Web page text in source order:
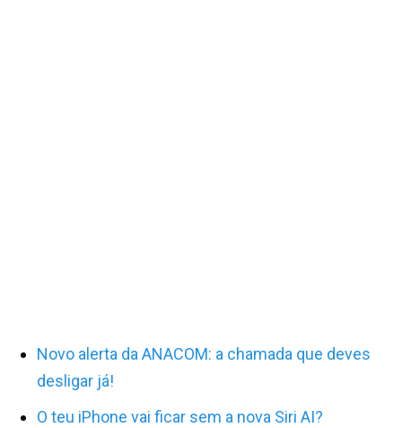
Novo alerta da ANACOM: a chamada que deves
desligar já!
O teu iPhone vai ficar sem a nova Siri AI?